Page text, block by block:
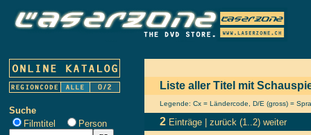
Suche
Filmtitel
Person
Liste aller Titel mit
Legende: Cx = Ländercode, D/E (gross) =
2 Einträge | zurück (1..2) weiter